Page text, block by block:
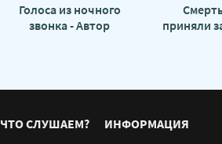
Голоса из ночного
звонка - Автор
приняли
ЧТО СЛУШАЕМ? ИНФОРМАЦИЯ